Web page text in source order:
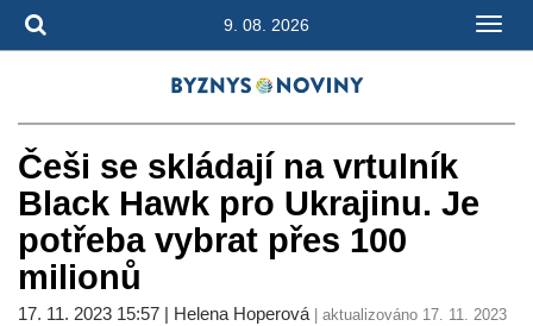
9. 08. 2026
Češi se skládají na vrtulník
Black Hawk pro Ukrajinu. Je
potřeba vybrat přes 100
milionů
17. 11. 2023 15:57 | Helena Hoperová| aktualizováno 17. 11. 2023